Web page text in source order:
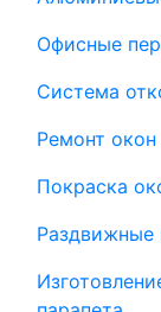
Офисные
Система
Ремонт окон
Покраска
Раздвижные